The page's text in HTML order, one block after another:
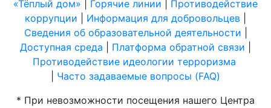
«Тёплый дом»
Горячие линии
Противодействие
коррупции
Информация для добровольцев
Сведения об образовательной деятельности
Доступная среда
Платформа обратной связи
Противодействие идеологии терроризма
Часто задаваемые вопросы (FAQ)
* При невозможности посещения нашего Центра